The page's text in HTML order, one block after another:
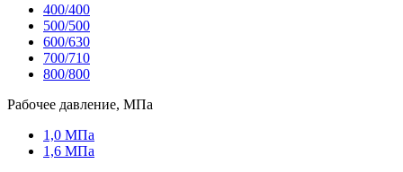
400/400
500/500
600/630
700/710
800/800
Рабочее давление, МПа
1,0 МПа
1,6 МПа